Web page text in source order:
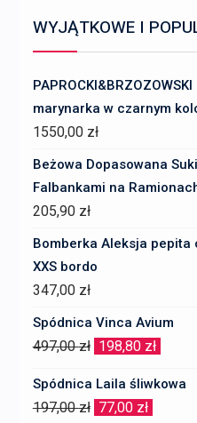
WYJĄTKOWE I
marynarka w czarnym
1550,00 zł
Beżowa Dopasowana
Falbankami na
205,90 zł
Bomberka Aleksja pepita
XXS bordo
347,00 zł
Spódnica Vinca Avium
497,00zł Pierwotna
wynosiła:
497,00 zł.
198,80 zł
Spódnica Laila śliwkowa
197,00zł Pierwotna
77,00 zł